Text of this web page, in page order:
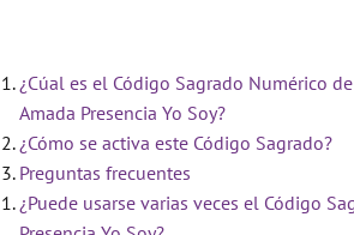
¿Cúal es el Código Sagrado Numérico
Amada Presencia Yo Soy?
¿Cómo se activa este Código Sagrado?
Preguntas frecuentes
¿Puede usarse varias veces el Código